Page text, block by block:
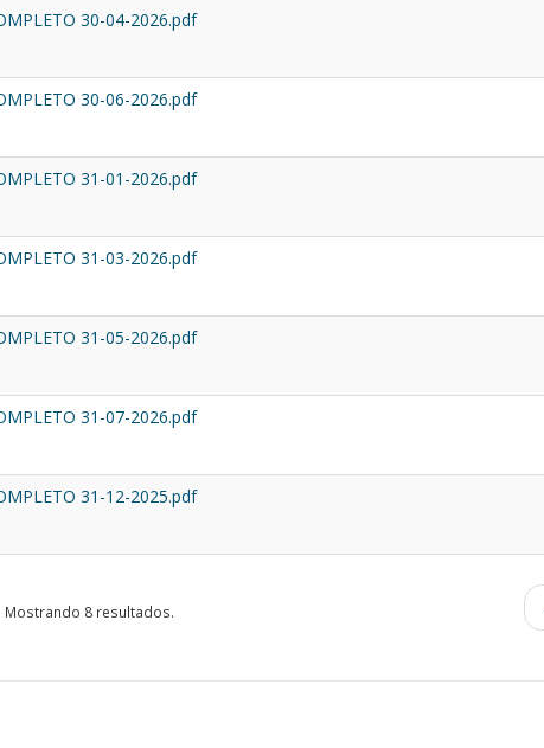
30-04-2026.pdf
30-06-2026.pdf
31-01-2026.pdf
31-03-2026.pdf
31-05-2026.pdf
31-07-2026.pdf
31-12-2025.pdf
Mostrando 8 resultados.